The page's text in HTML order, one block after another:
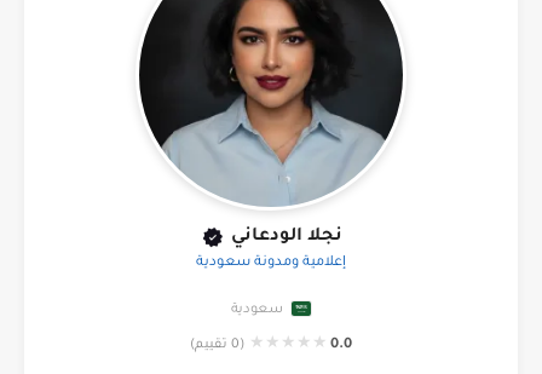
نجلا الودعاني
إعلامية ومدونة سعودية
سعودية
0.0
★
★
★
★
★ (0 تقييم)